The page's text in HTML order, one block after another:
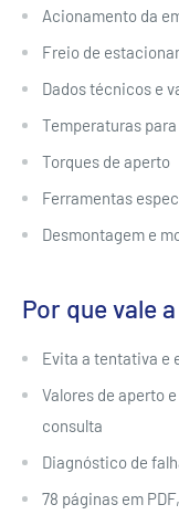
Acionamento da
Freio de
Dados técnicos e
Temperaturas
Torques de aperto
Ferramentas
Desmontagem e
Por que vale
Evita a tentativa e
Valores de aperto
consulta
Diagnóstico de
78 páginas em